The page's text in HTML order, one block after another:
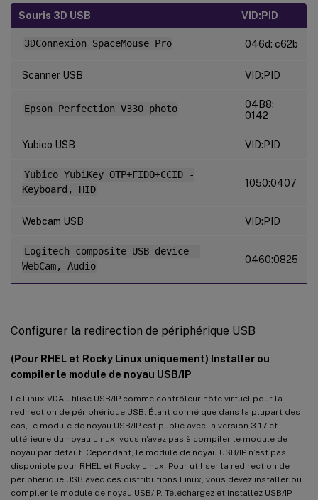
Souris 3D USB VID:PID
3DConnexion SpaceMouse Pro 046d: c62b
Scanner USB VID:PID
Epson Perfection V330 photo
04B8:
0142
Yubico USB VID:PID
Yubico YubiKey OTP+FIDO+CCID -
Keyboard, HID
1050:0407
Webcam USB VID:PID
Logitech composite USB device –
WebCam, Audio
0460:0825
Configurer la redirection de périphérique USB
(Pour RHEL et Rocky Linux uniquement) Installer ou
compiler le module de noyau USB/IP
Le Linux VDA utilise USB/IP comme contrôleur hôte virtuel pour la
redirection de périphérique USB. Étant donné que dans la plupart des
cas, le module de noyau USB/IP est publié avec la version 3.17 et
ultérieure du noyau Linux, vous n’avez pas à compiler le module de
noyau par défaut. Cependant, le module de noyau USB/IP n’est pas
disponible pour RHEL et Rocky Linux. Pour utiliser la redirection de
périphérique USB avec ces distributions Linux, vous devez installer ou
compiler le module de noyau USB/IP. Téléchargez et installez USB/IP